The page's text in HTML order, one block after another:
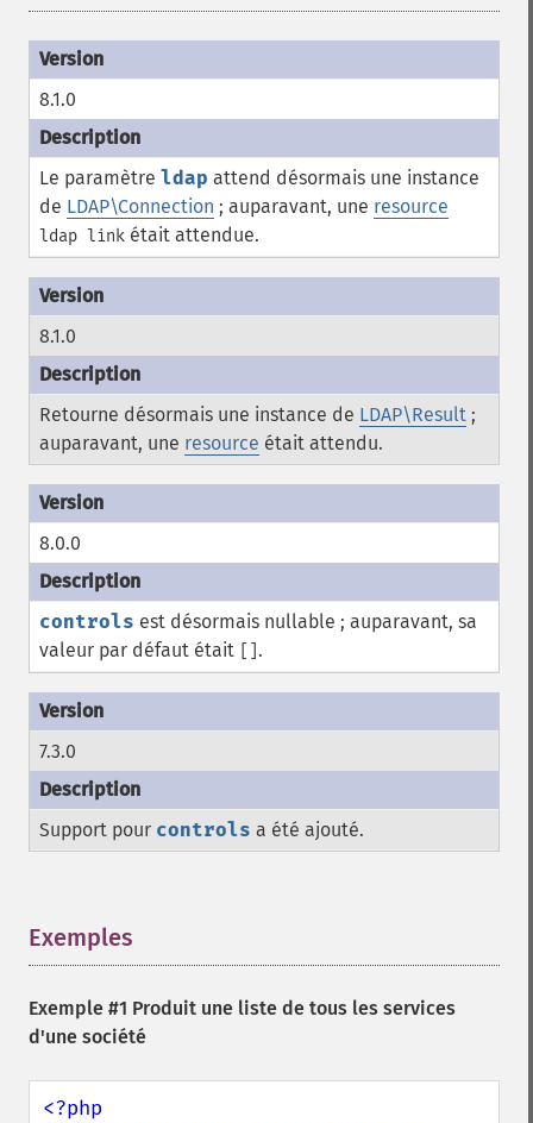
8.1.0
Le paramètre ldap attend désormais une instance
de LDAP\Connection ; auparavant, une resource
ldap link était attendue.
8.1.0
Retourne désormais une instance de LDAP\Result ;
auparavant, une resource était attendu.
8.0.0
controls est désormais nullable ; auparavant, sa
valeur par défaut était
.
7.3.0
Support pour controls a été ajouté.
Exemples
Exemple #1 Produit une liste de tous les services
d'une société